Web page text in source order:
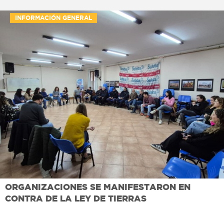
INFORMACIÓN GENERAL
ORGANIZACIONES SE MANIFESTARON EN
CONTRA DE LA LEY DE TIERRAS